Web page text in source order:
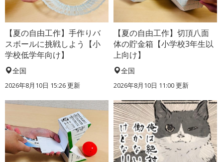
【夏の自由工作】手作りバ
スボールに挑戦しよう【小
学校低学年向け】
全国
2026年8月10日 15:26更新
【夏の自由工作】切頂八面
体の貯金箱【小学校3年生以
上向け】
全国
2026年8月10日 11:00更新